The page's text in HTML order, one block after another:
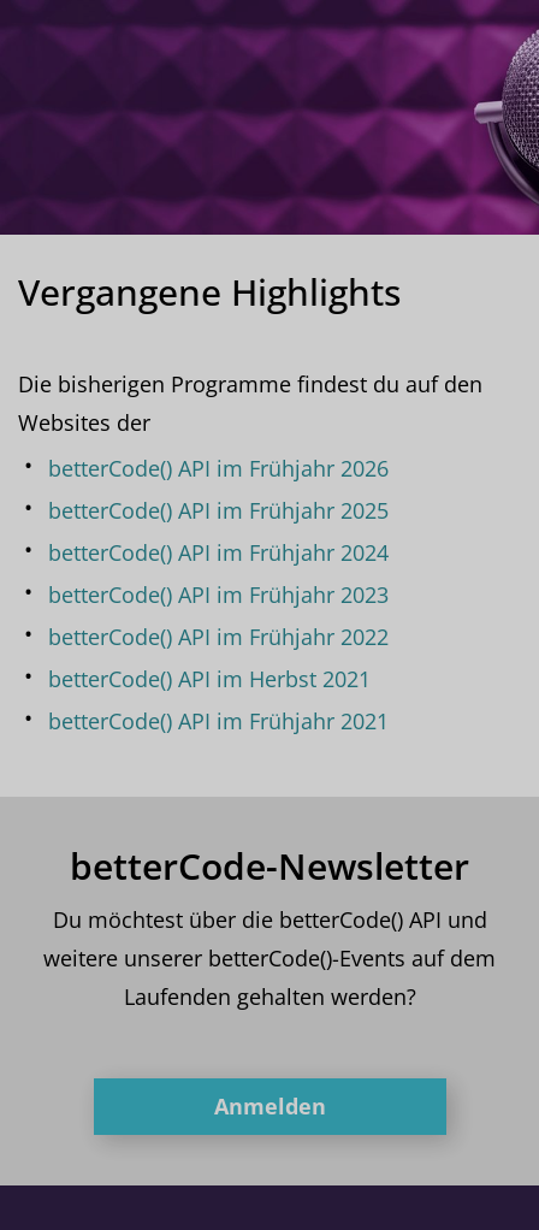
Vergangene Highlights
Die bisherigen Programme findest du auf den
Websites der
betterCode() API im Frühjahr 2026
betterCode() API im Frühjahr 2025
betterCode() API im Frühjahr 2024
betterCode() API im Frühjahr 2023
betterCode() API im Frühjahr 2022
betterCode() API im Herbst 2021
betterCode() API im Frühjahr 2021
betterCode-Newsletter
Du möchtest über die betterCode() API und
weitere unserer betterCode()-Events auf dem
Laufenden gehalten werden?
Anmelden